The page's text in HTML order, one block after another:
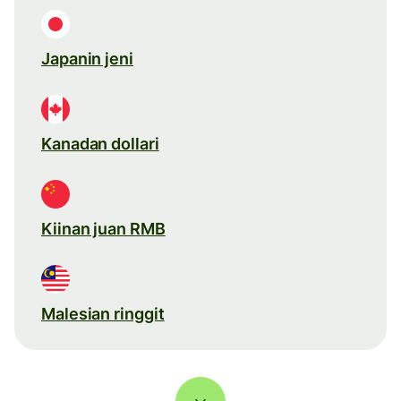
Japanin jeni
Kanadan dollari
Kiinan juan RMB
Malesian ringgit